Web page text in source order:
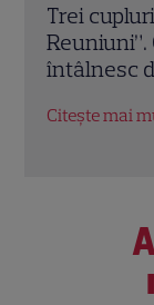
Cheloo,
de Asia
chestie la
Citește mai